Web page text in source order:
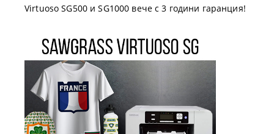
Virtuoso SG500 и SG1000 вече с 3 години гаранция!